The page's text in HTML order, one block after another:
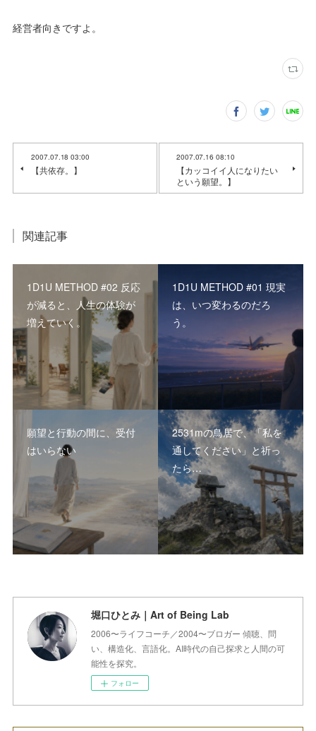
経営者向きですよ。
2007.07.18 03:00
【共依存。】
2007.07.16 08:10
【カッコイイ人になりたい
という願望。】
関連記事
1D1U METHOD #02 反応
が減ると、人生の体験が
増えていく。
1D1U METHOD #01 現実
は、いつ変わるのだろ
う。
願望と行動の間に、受付
はいらない
2531mの鳥居で、「私を
通してください」と祈っ
たら…
堀口ひとみ｜Art of Being Lab
2006〜ライフコーチ／2004〜ブロガー 傾聴、問
い、構造化、言語化。AI時代の自己探求と人間の可
能性を探究。
フォロー